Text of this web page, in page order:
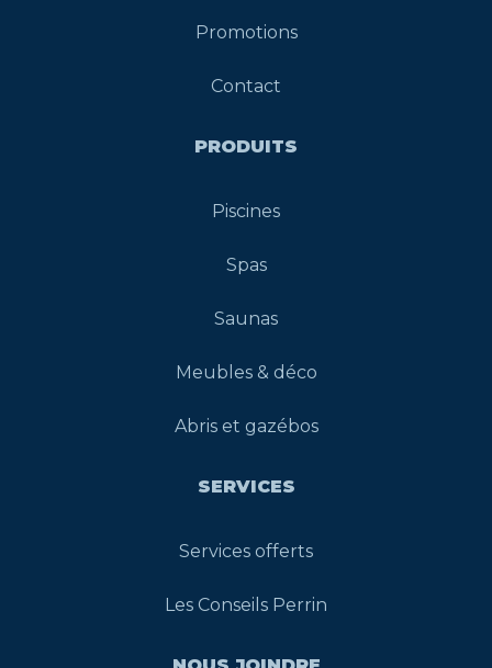
Promotions
Contact
PRODUITS
Piscines
Spas
Saunas
Meubles & déco
Abris et gazébos
SERVICES
Services offerts
Les Conseils Perrin